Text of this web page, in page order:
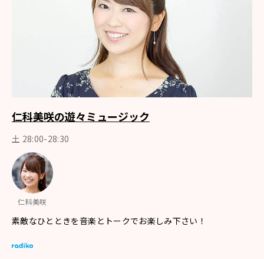
仁科美咲の遊々ミュージック
土 28:00-28:30
仁科美咲
素敵なひとときを音楽とトークでお楽しみ下さい！